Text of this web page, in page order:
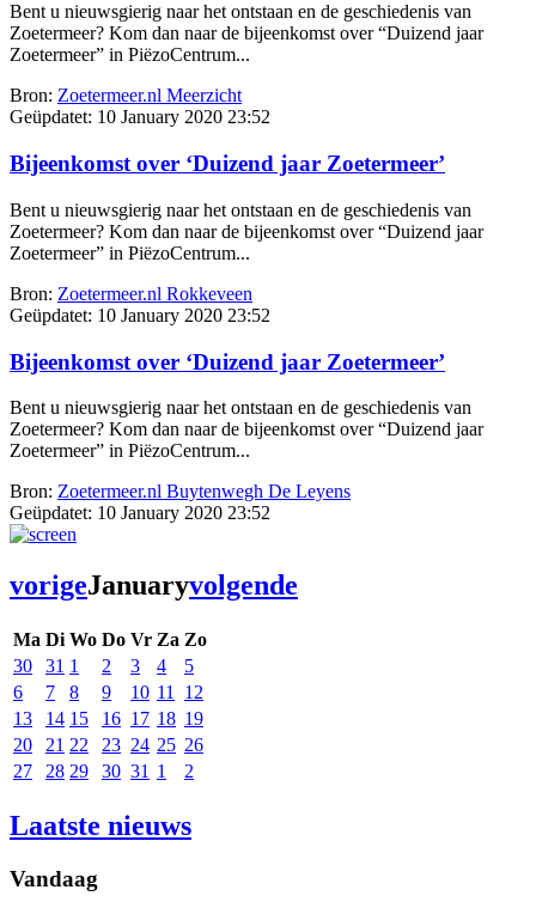
Bent u nieuwsgierig naar het ontstaan en de geschiedenis van
Zoetermeer? Kom dan naar de bijeenkomst over “Duizend jaar
Zoetermeer” in PiëzoCentrum...
Bron: Zoetermeer.nl Meerzicht
Geüpdatet: 10 January 2020 23:52
Bijeenkomst over ‘Duizend jaar Zoetermeer’
Bent u nieuwsgierig naar het ontstaan en de geschiedenis van
Zoetermeer? Kom dan naar de bijeenkomst over “Duizend jaar
Zoetermeer” in PiëzoCentrum...
Bron: Zoetermeer.nl Rokkeveen
Geüpdatet: 10 January 2020 23:52
Bijeenkomst over ‘Duizend jaar Zoetermeer’
Bent u nieuwsgierig naar het ontstaan en de geschiedenis van
Zoetermeer? Kom dan naar de bijeenkomst over “Duizend jaar
Zoetermeer” in PiëzoCentrum...
Bron: Zoetermeer.nl Buytenwegh De Leyens
Geüpdatet: 10 January 2020 23:52
vorigeJanuaryvolgende
Ma Di Wo Do Vr Za Zo
30
31 1 2 3 4
5
6
7 8 9 10 11
12
13
14 15 16 17 18 19
20
21 22 23 24 25 26
27
28 29 30 31 1 2
Laatste nieuws
Vandaag